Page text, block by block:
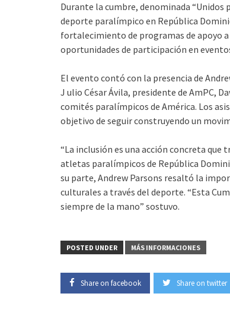
Durante la cumbre, denominada
deporte paralímpico en República
fortalecimiento de programas de apoyo
oportunidades de participación en
El evento contó con la presencia de
J ulio César Ávila, presidente de AmPC,
comités paralímpicos de América. Los
objetivo de seguir construyendo un
“La inclusión es una acción concreta que
atletas paralímpicos de República
su parte, Andrew Parsons resaltó la
culturales a través del deporte. “Esta
siempre de la mano” sostuvo.
POSTED UNDER MÁS INFORMACIONES
Share on facebook Share on twitter